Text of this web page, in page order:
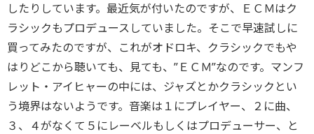
したりしています。最近気が付いたのですが、ＥＣＭはク
ラシックもプロデュースしていました。そこで早速試しに
買ってみたのですが、これがオドロキ、クラシックでもや
はりどこから聴いても、見ても、”ＥＣＭ”なのです。マンフ
レット・アイヒャーの中には、ジャズとかクラシックとい
う境界はないようです。音楽は１にプレイヤー、２に曲、
３、４がなくて５にレーベルもしくはプロデューサー、と